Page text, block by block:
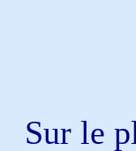
Sur le